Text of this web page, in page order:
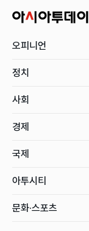
오피니언
정치
사회
경제
국제
아투시티
문화·스포츠